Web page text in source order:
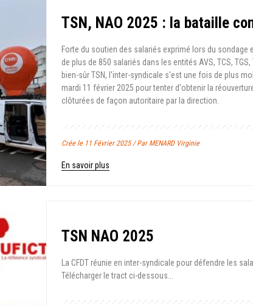
TSN, NAO 2025 : la bataille
Forte du soutien des salariés exprimé lors du sondage
de plus de 850 salariés dans les entités AVS, TCS, TGS,
bien-sûr TSN, l'inter-syndicale s'est une fois de plus
mardi 11 février 2025 pour tenter d'obtenir la
clôturées de façon autoritaire par la direction.
Crée le 11 Février 2025 / Par MENARD Virginie
En savoir plus
TSN NAO 2025
La CFDT réunie en inter-syndicale pour défendre les
Télécharger le tract ci-dessous ...